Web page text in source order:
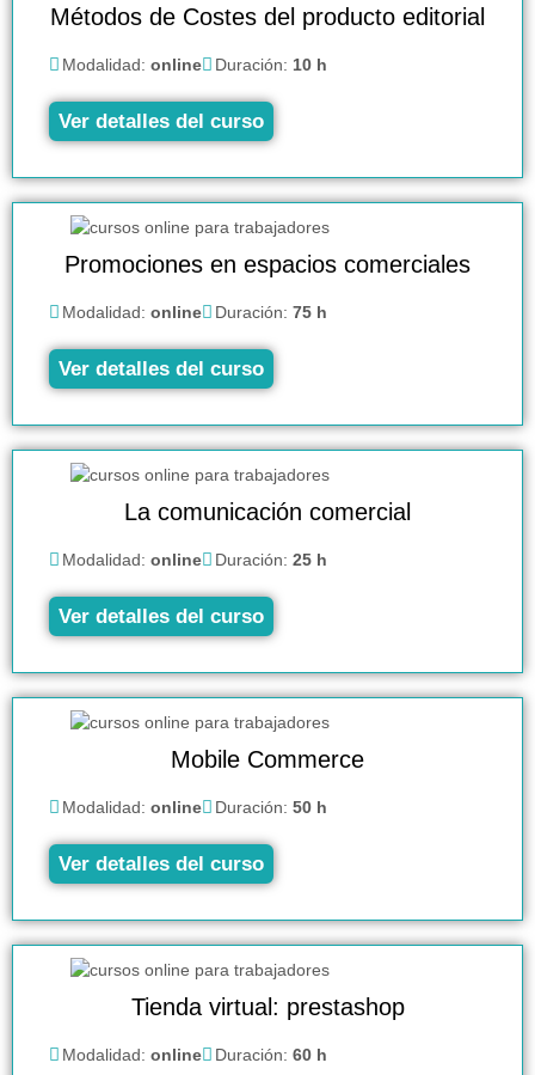
Métodos de Costes del producto editorial
Modalidad: online Duración: 10 h
Ver detalles del curso
Promociones en espacios comerciales
Modalidad: online Duración: 75 h
Ver detalles del curso
La comunicación comercial
Modalidad: online Duración: 25 h
Ver detalles del curso
Mobile Commerce
Modalidad: online Duración: 50 h
Ver detalles del curso
Tienda virtual: prestashop
Modalidad: online Duración: 60 h